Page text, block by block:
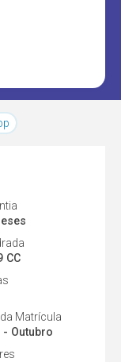
CC
Matrícula
- Outubro